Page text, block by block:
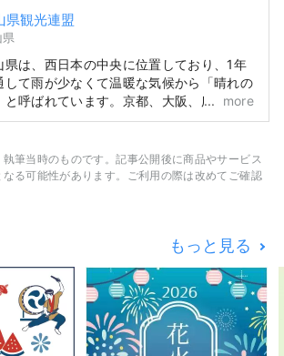
県観光連盟
県
県は、西日本の中央に位置しており、1年
して雨が少なくて温暖な気候から「晴れの
と呼ばれています。京都、大阪、広島の有
光地めぐりの中間地点でアクセス便利！瀬
ルーツ王国岡山」とも呼
、瀬戸内の温暖な気候の中、太陽を浴びた
園の「岡山後楽園」、倉敷美観地区といっ
歴史、文化、アートなど世界に誇る観光ス
トもあります！
more
筆当時のものです。記事公開後に商品やサービス
る可能性があります。ご利用の際は改めてご確認
もっと見る